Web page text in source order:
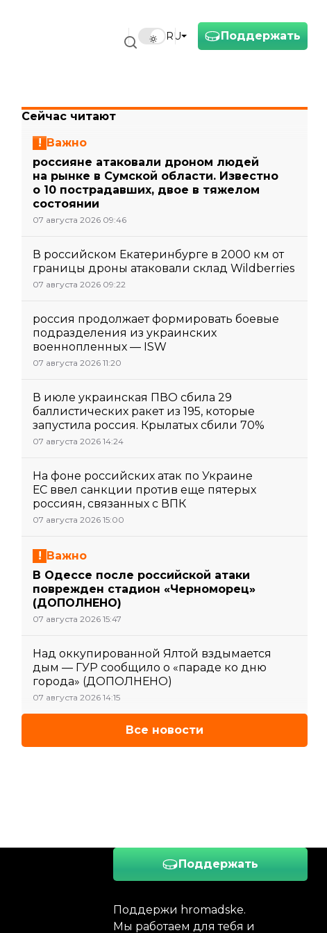
Поддержать
RU
Сейчас читают
Важно
россияне атаковали дроном людей
на рынке в Сумской области. Известно
о 10 пострадавших, двое в тяжелом
состоянии
07 августа 2026 09:46
В российском Екатеринбурге в 2000 км от
границы дроны атаковали склад Wildberries
07 августа 2026 09:22
россия продолжает формировать боевые
подразделения из украинских
военнопленных — ISW
07 августа 2026 11:20
В июле украинская ПВО сбила 29
баллистических ракет из 195, которые
запустила россия. Крылатых сбили 70%
07 августа 2026 14:24
На фоне российских атак по Украине
ЕС ввел санкции против еще пятерых
россиян, связанных с ВПК
07 августа 2026 15:00
Важно
В Одессе после российской атаки
поврежден стадион «Черноморец»
(ДОПОЛНЕНО)
07 августа 2026 15:47
Над оккупированной Ялтой вздымается
дым — ГУР сообщило о «параде ко дню
города» (ДОПОЛНЕНО)
07 августа 2026 14:15
Все новости
Поддержать
Поддержи hromadske.
Мы работаем для тебя и